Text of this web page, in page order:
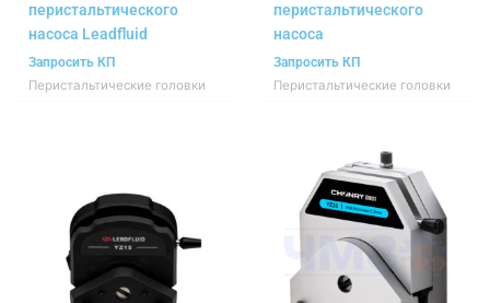
перистальтического
насоса Leadfluid
Запросить КП
Перистальтические головки
перистальтического
насоса
Запросить КП
Перистальтические головки